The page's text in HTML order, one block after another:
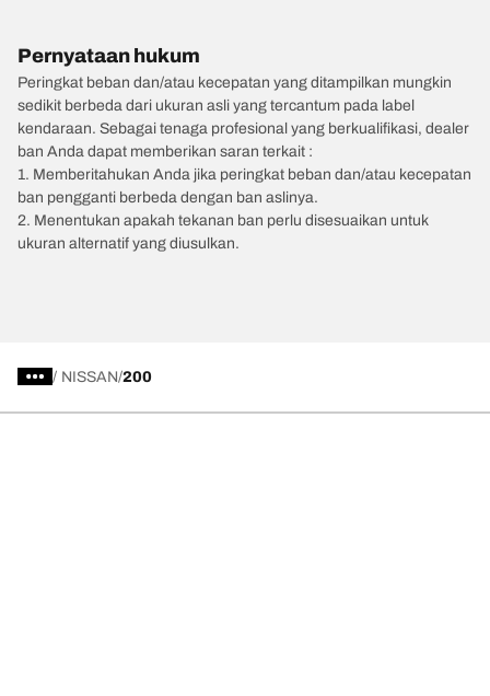
Pernyataan hukum
Peringkat beban dan/atau kecepatan yang ditampilkan mungkin
sedikit berbeda dari ukuran asli yang tercantum pada label
kendaraan. Sebagai tenaga profesional yang berkualifikasi, dealer
ban Anda dapat memberikan saran terkait :
1. Memberitahukan Anda jika peringkat beban dan/atau kecepatan
ban pengganti berbeda dengan ban aslinya.
2. Menentukan apakah tekanan ban perlu disesuaikan untuk
ukuran alternatif yang diusulkan.
/ NISSAN 200